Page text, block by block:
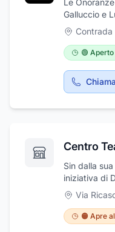
Le
Galluccio e
significativi
ai desideri
massima
li rendono
bisogno di
emozioni
solo a una
🟢
Chiama
Sin dalla
iniziativa di
di attori,
esperienza,
Teatrale
compagnia
Via
🟠 Apre